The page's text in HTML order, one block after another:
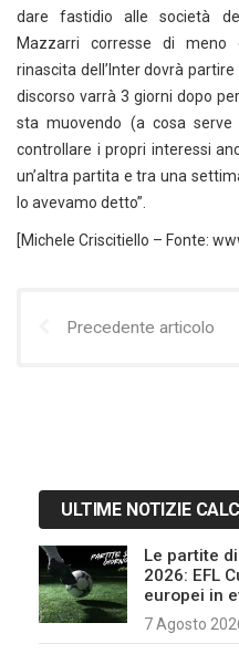
dare fastidio alle società
Mazzarri corresse di meno
rinascita dell’Inter dovrà
discorso varrà 3 giorni dopo
sta muovendo (a cosa serve
controllare i propri interessi
un’altra partita e tra una
lo avevamo detto”.
[Michele Criscitiello – Fonte:
Precedente articolo
ULTIME NOTIZIE
Le partite
2026: EFL
europei in
7 Agosto